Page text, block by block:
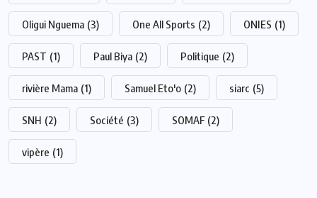
Oligui Nguema (3) One All Sports (2) ONIES (1)
PAST (1) Paul Biya (2) Politique (2)
rivière Mama (1) Samuel Eto'o (2) siarc (5)
SNH (2) Société (3) SOMAF (2)
vipère (1)